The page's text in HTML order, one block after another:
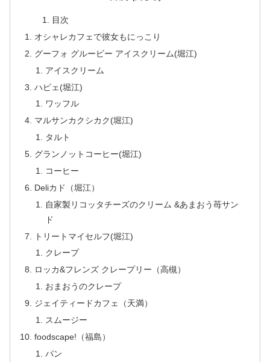
目次
オシャレカフェで彼女もにっこり
グーフォ グルービー アイスクリーム(堀江)
アイスクリーム
ハピェ(堀江)
ワッフル
マルサンカクシカク(堀江)
タルト
グランノットコーヒー(堀江)
コーヒー
Deliカド（堀江）
自家製リコッタチーズのクリーム &あまおう苺サン
ド
トリートマイセルフ(堀江)
クレープ
ロッカ&フレンズ クレープリー（高槻）
おまおうのクレープ
ジェイティードカフェ（天満）
スムージー
foodscape!（福島）
パン